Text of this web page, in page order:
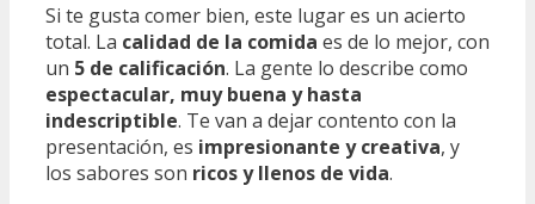
Si te gusta comer bien, este lugar es un acierto
total. La calidad de la comida es de lo mejor, con
un 5 de calificación. La gente lo describe como
espectacular, muy buena y hasta
indescriptible. Te van a dejar contento con la
presentación, es impresionante y creativa, y
los sabores son ricos y llenos de vida.